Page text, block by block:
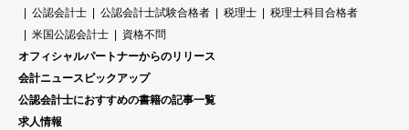
公認会計士
公認会計士試験合格者 税理士
税理士科目合格者
米国公認会計士
資格不問
オフィシャルパートナーからのリリース
会計ニュースピックアップ
公認会計士におすすめの書籍の記事一覧
求人情報